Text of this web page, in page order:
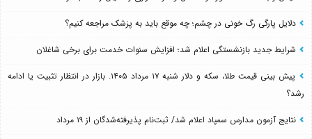
دلایل پارگی رگ خونی در چشم؛ چه موقع باید به پزشک مراجعه کنیم؟
شرایط جدید بازنشستگی اعلام شد؛ افزایش سنوات خدمت برای برخی شاغلان
پیش بینی قیمت طلا، سکه و دلار شنبه ۱۷ مرداد ۱۴۰۵. بازار در انتظار تثبیت یا ادامه
رشد؟
نتایج آزمون مدارس سمپاد اعلام شد/ ثبت‌نام پذیرفته‌شدگان از ۱۹ مرداد